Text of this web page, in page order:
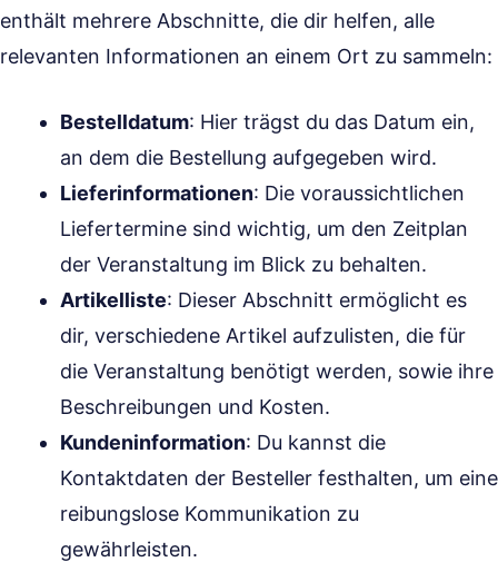
enthält mehrere Abschnitte, die dir helfen, alle
relevanten Informationen an einem Ort zu sammeln:
Bestelldatum: Hier trägst du das Datum ein,
an dem die Bestellung aufgegeben wird.
Lieferinformationen: Die voraussichtlichen
Liefertermine sind wichtig, um den Zeitplan
der Veranstaltung im Blick zu behalten.
Artikelliste: Dieser Abschnitt ermöglicht es
dir, verschiedene Artikel aufzulisten, die für
die Veranstaltung benötigt werden, sowie ihre
Beschreibungen und Kosten.
Kundeninformation: Du kannst die
Kontaktdaten der Besteller festhalten, um eine
reibungslose Kommunikation zu
gewährleisten.